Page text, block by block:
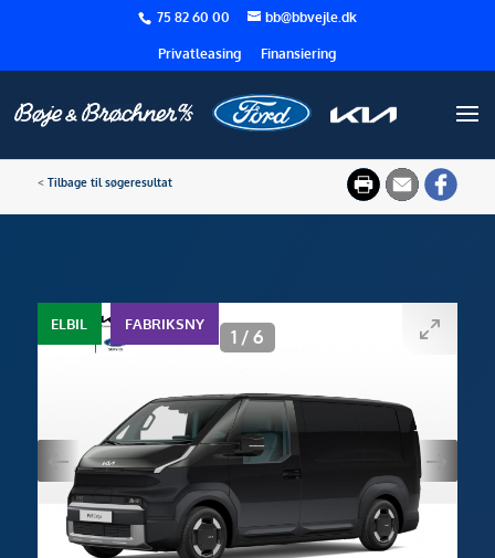
75 82 60 00 bb@bbvejle.dk
Privatleasing Finansiering
< Tilbage til søgeresultat
ELBIL FABRIKSNY
1 /6